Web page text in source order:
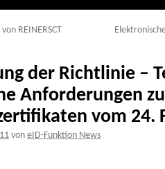
REINERSCT
der Richtlinie –
Anforderungen
vom 24.
von eID-Funktion News